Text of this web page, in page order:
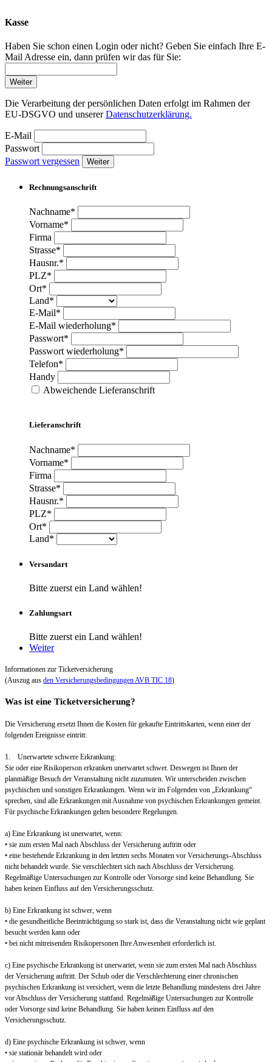
Kasse
Haben Sie schon einen Login oder nicht? Geben Sie einfach Ihre E-
Mail Adresse ein, dann prüfen wir das für Sie:
Weiter
Die Verarbeitung der persönlichen Daten erfolgt im Rahmen der
EU-DSGVO und unsererDatenschutzerklärung.
E-Mail
Passwort
Passwort vergessen
Weiter
Rechnungsanschrift
Nachname*
Vorname*
Firma
Strasse*
Hausnr.*
PLZ*
Ort*
Land*
E-Mail*
E-Mail wiederholung*
Passwort*
Passwort wiederholung*
Telefon*
Handy
Abweichende Lieferanschrift
Lieferanschrift
Nachname*
Vorname*
Firma
Strasse*
Hausnr.*
PLZ*
Ort*
Land*
Versandart
Bitte zuerst ein Land wählen!
Zahlungsart
Bitte zuerst ein Land wählen!
Weiter
Informationen zur Ticketversicherung
(Auszug aus den Versicherungsbedingungen AVB TIC 18)
Was ist eine Ticketversicherung?
Die Versicherung ersetzt Ihnen die Kosten für gekaufte Eintrittskarten, wenn einer der
folgenden Ereignisse eintritt:
1. Unerwartete schwere Erkrankung:
Sie oder eine Risikoperson erkranken unerwartet schwer. Deswegen ist Ihnen der
planmäßige Besuch der Veranstaltung nicht zuzumuten. Wir unterscheiden zwischen
psychischen und sonstigen Erkrankungen. Wenn wir im Folgenden von „Erkrankung“
sprechen, sind alle Erkrankungen mit Ausnahme von psychischen Erkrankungen gemeint.
Für psychische Erkrankungen gelten besondere Regelungen.
a) Eine Erkrankung ist unerwartet, wenn:
• sie zum ersten Mal nach Abschluss der Versicherung auftritt oder
• eine bestehende Erkrankung in den letzten sechs Monaten vor Versicherungs-Abschluss
nicht behandelt wurde. Sie verschlechtert sich nach Abschluss der Versicherung.
Regelmäßige Untersuchungen zur Kontrolle oder Vorsorge sind keine Behandlung. Sie
haben keinen Einfluss auf den Versicherungsschutz.
b) Eine Erkrankung ist schwer, wenn
• die gesundheitliche Beeinträchtigung so stark ist, dass die Veranstaltung nicht wie geplant
besucht werden kann oder
• bei nicht mitreisenden Risikopersonen Ihre Anwesenheit erforderlich ist.
c) Eine psychische Erkrankung ist unerwartet, wenn sie zum ersten Mal nach Abschluss
der Versicherung auftritt. Der Schub oder die Verschlechterung einer chronischen
psychischen Erkrankung ist versichert, wenn die letzte Behandlung mindestens drei Jahre
vor Abschluss der Versicherung stattfand. Regelmäßige Untersuchungen zur Kontrolle
oder Vorsorge sind keine Behandlung. Sie haben keinen Einfluss auf den
Versicherungsschutz.
d) Eine psychische Erkrankung ist schwer, wenn
• sie stationär behandelt wird oder